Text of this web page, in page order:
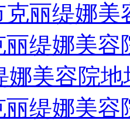
丽缇娜
缇娜美容
娜美容院
缇娜美容